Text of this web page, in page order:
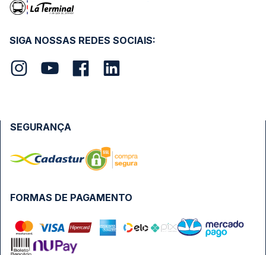
SIGA NOSSAS REDES SOCIAIS:
FORMAS DE PAGAMENTO
SEGURANÇA